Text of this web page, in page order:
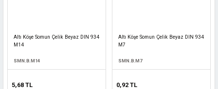
Altı Köşe Somun Çelik Beyaz DIN 934
M14
SMN.B.M14
5,68 TL
Altı Köşe Somun Çelik Beyaz DIN 934
M7
SMN.B.M7
0,92 TL